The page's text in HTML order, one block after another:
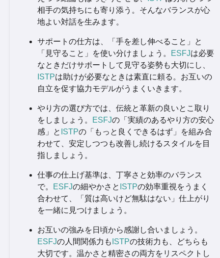
相手の気持ちにも寄り添う。そんなバランスが心
地よい対話を生みます。
サポートの仕方は、「手を差し伸べること」と
「見守ること」を使い分けましょう。
ESFJは必要
なときだけサポートして見守る姿勢も大切にし、
ISTPは助けが必要なときは素直に頼る。お互いの
自立を促す協力モデルがうまくいきます。
やり方の選び方では、伝統と革新の良いとこ取り
をしましょう。
ESFJの「実績のあるやり方の安心
感」と ISTPの「もっと良くできるはず」を組み合
わせて、安定しつつも改善し続けるスタイルを目
指しましょう。
仕事の仕上げ基準は、丁寧さと効率のバランス
で。
ESFJの細やかさと ISTPの効率重視をうまく
合わせて、「質は高いけど無駄はない」仕上がり
を一緒に見つけましょう。
お互いの強みを日頃から感謝し合いましょう。
ESFJの人間関係力も ISTPの技術力も、どちらも
大切です。温かさと精密さの両方をリスペクトし